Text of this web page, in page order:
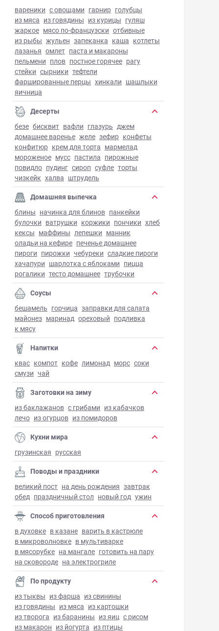
вареники с овощами гарнир голубцы
из мяса из говядины из курицы гуляш
жаркое мясо по-французски отбивные
из рыбы жульен запеканка каша котлеты
лазанья омлет паста и макароны
пельмени плов постное горячее рагу
стейки сырники тефтели
фаршированные перцы хинкали шашлыки
яичница
Десерты
безе бисквит вафли глазурь джем
домашнее варенье желе зефир конфеты
конфитюр крем для торта мармелад
мороженое мусс пастила пирожные
повидло пудинг сироп суфле торты
чизкейк халва штрудель
Домашняя выпечка
блины начинка для блинов панкейки
булочки ватрушки коржики пончики хлеб
кексы маффины лепешки манник
оладьи на кефире печенье домашнее
пироги пирожки чебуреки сладкие пироги
хачапури шарлотка с яблоками пицца
рогалики тесто домашнее трубочки
Соусы
бешамель горчица заправки для салата
майонез маринад ореховый подливка
к мясу
Напитки
квас компот кофе лимонад морс соки
смузи чай
Заготовки на зиму
из баклажанов с грибами из кабачков
лечо из огурцов из помидоров
Кухни мира
грузинская русская
Поводы и праздники
великий пост на день рождения завтрак
обед праздничный стол новый год ужин
Способ приготовления
в духовке в казане варить в кастрюле
в микроволновке в мультиварке
в мясорубке на мангале готовить на пару
на сковороде на электрогриле
По продукту
из тыквы из фарша из свинины
из говядины из мяса из картошки
из творога из баранины из яиц с рисом
из макарон из йогурта из птицы